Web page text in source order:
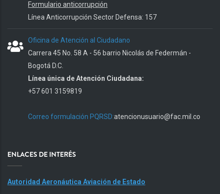
Formulario anticorrupción
Línea Anticorrupción Sector Defensa: 157
Oficina de Atención al Ciudadano
Carrera 45 No. 58 A - 56 barrio Nicolás de Federmán -
Bogotá D.C.
Línea única de Atención Ciudadana:
+57 601 3159819
Correo formulación PQRSD:atencionusuario@fac.mil.co
ENLACES DE INTERÉS
Autoridad Aeronáutica Aviación de Estado